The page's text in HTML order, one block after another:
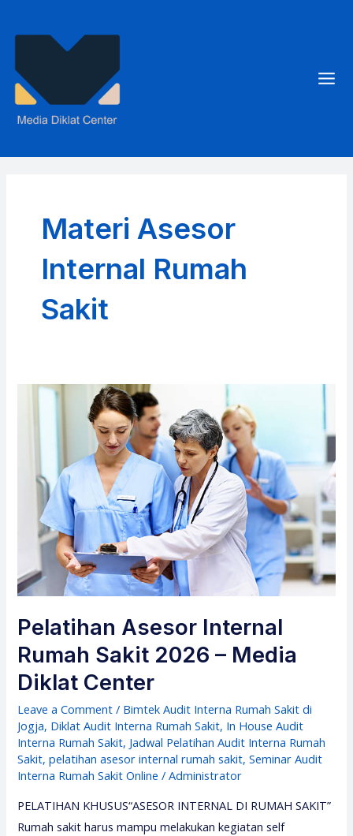
Materi Asesor
Internal Rumah
Sakit
Pelatihan Asesor Internal
Rumah Sakit 2026 – Media
Diklat Center
Leave a Comment / Bimtek Audit Interna Rumah Sakit di
Jogja, Diklat Audit Interna Rumah Sakit, In House Audit
Interna Rumah Sakit, Jadwal Pelatihan Audit Interna Rumah
Sakit,pelatihan asesor internal rumah sakit,Seminar Audit
Interna Rumah Sakit Online /Administrator
PELATIHAN KHUSUS“ASESOR INTERNAL DI RUMAH SAKIT”
Rumah sakit harus mampu melakukan kegiatan self